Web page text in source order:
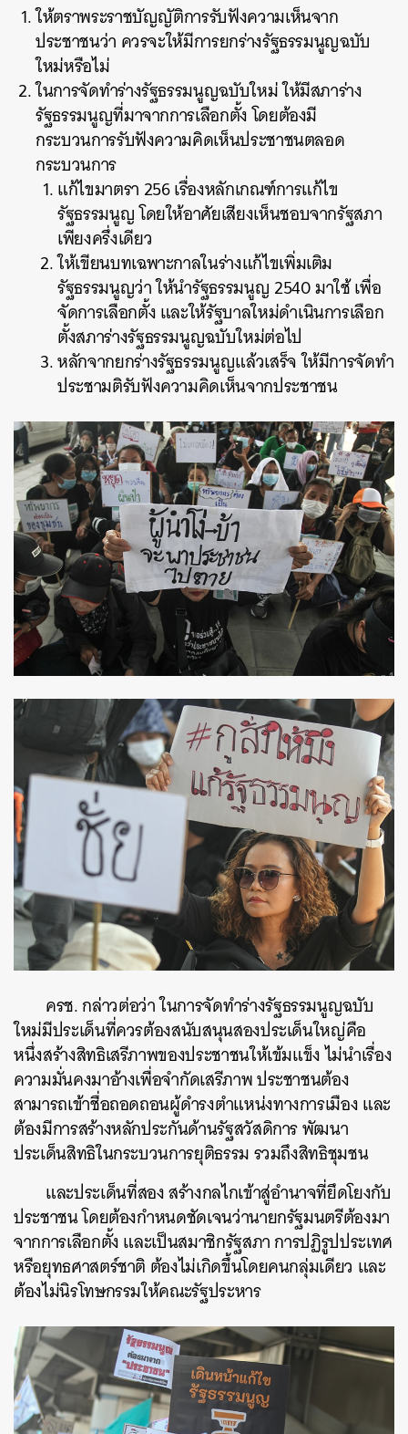
ให้ตราพระราชบัญญัติการรับฟังความเห็นจาก
ประชาชนว่า ควรจะให้มีการยกร่างรัฐธรรมนูญฉบับ
ใหม่หรือไม่
ในการจัดทำร่างรัฐธรรมนูญฉบับใหม่ ให้มีสภาร่าง
รัฐธรรมนูญที่มาจากการเลือกตั้ง โดยต้องมี
กระบวนการรับฟังความคิดเห็นประชาชนตลอด
กระบวนการ
แก้ไขมาตรา 256 เรื่องหลักเกณฑ์การแก้ไข
รัฐธรรมนูญ โดยให้อาศัยเสียงเห็นชอบจากรัฐสภา
เพียงครึ่งเดียว
ให้เขียนบทเฉพาะกาลในร่างแก้ไขเพิ่มเติม
รัฐธรรมนูญว่า ให้นำรัฐธรรมนูญ 2540 มาใช้ เพื่อ
จัดการเลือกตั้ง และให้รัฐบาลใหม่ดำเนินการเลือก
ตั้งสภาร่างรัฐธรรมนูญฉบับใหม่ต่อไป
หลักจากยกร่างรัฐธรรมนูญแล้วเสร็จ ให้มีการจัดทำ
ประชามติรับฟังความคิดเห็นจากประชาชน
ครช. กล่าวต่อว่า ในการจัดทำร่างรัฐธรรมนูญฉบับ
ใหม่มีประเด็นที่ควรต้องสนับสนุนสองประเด็นใหญ่คือ
หนึ่งสร้างสิทธิเสรีภาพของประชาชนให้เข้มแข็ง ไม่นำเรื่อง
ความมั่นคงมาอ้างเพื่อจำกัดเสรีภาพ ประชาชนต้อง
สามารถเข้าชื่อถอดถอนผู้ดำรงตำแหน่งทางการเมือง และ
ต้องมีการสร้างหลักประกันด้านรัฐสวัสดิการ พัฒนา
ประเด็นสิทธิในกระบวนการยุติธรรม รวมถึงสิทธิชุมชน
และประเด็นที่สอง สร้างกลไกเข้าสู่อำนาจที่ยึดโยงกับ
ประชาชน โดยต้องกำหนดชัดเจนว่านายกรัฐมนตรีต้องมา
จากการเลือกตั้ง และเป็นสมาชิกรัฐสภา การปฏิรูปประเทศ
หรือยุทธศาสตร์ชาติ ต้องไม่เกิดขึ้นโดยคนกลุ่มเดียว และ
ต้องไม่นิรโทษกรรมให้คณะรัฐประหาร